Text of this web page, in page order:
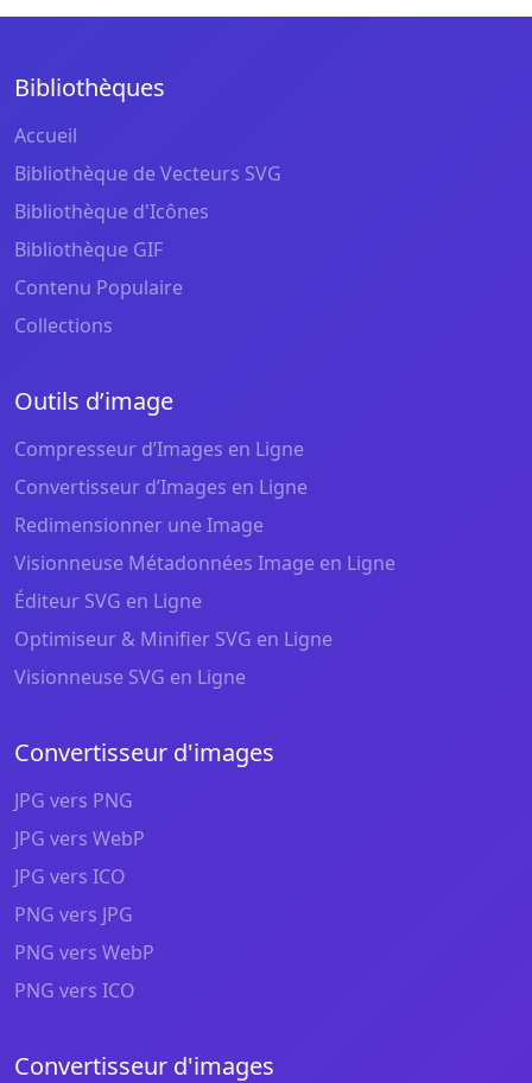
Bibliothèques
Accueil
Bibliothèque de Vecteurs SVG
Bibliothèque d'Icônes
Bibliothèque GIF
Contenu Populaire
Collections
Outils d’image
Compresseur d’Images en Ligne
Convertisseur d’Images en Ligne
Redimensionner une Image
Visionneuse Métadonnées Image en Ligne
Éditeur SVG en Ligne
Optimiseur & Minifier SVG en Ligne
Visionneuse SVG en Ligne
Convertisseur d'images
JPG vers PNG
JPG vers WebP
JPG vers ICO
PNG vers JPG
PNG vers WebP
PNG vers ICO
Convertisseur d'images